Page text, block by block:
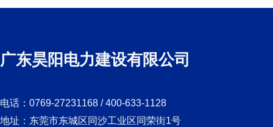
广东昊阳电力建设有限公司
电话：0769-27231168 / 400-633-1128
地址：东莞市东城区同沙工业区同荣街1号